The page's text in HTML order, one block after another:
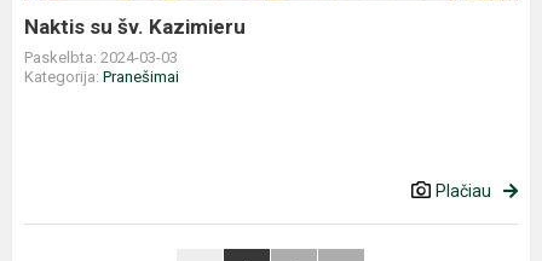
Naktis su šv. Kazimieru
Paskelbta: 2024-03-03
Kategorija: Pranešimai
Plačiau